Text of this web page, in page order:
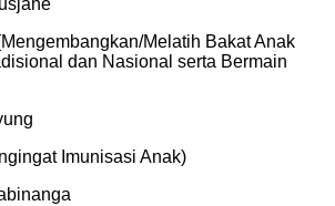
Melatih Bakat Anak
dan Nasional serta Bermain
Imunisasi Anak)